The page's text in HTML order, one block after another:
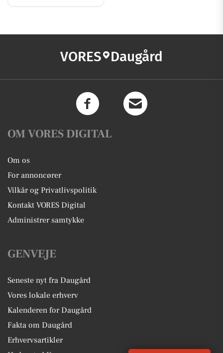
VORES Daugård
OM VORES DIGITAL
Om os
For annoncører
Vilkår og Privatlivspolitik
Kontakt VORES Digital
Administrer samtykke
GENVEJE
Seneste nyt fra Daugård
Vores lokale erhverv
Kalenderen for Daugård
Fakta om Daugård
Erhvervsartikler